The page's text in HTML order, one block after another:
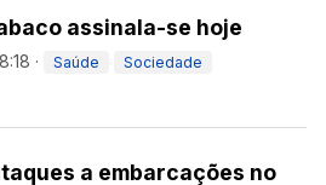
assinala-se hoje
· Saúde Sociedade
a embarcações no